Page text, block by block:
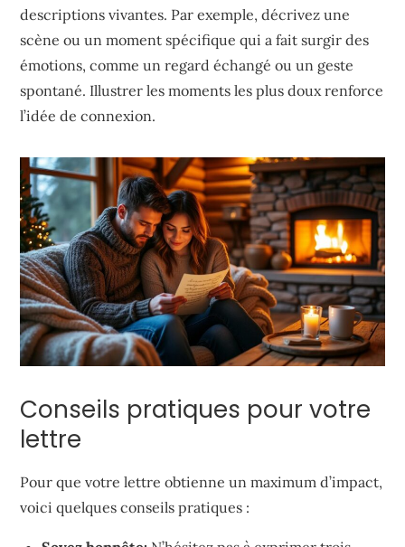
descriptions vivantes. Par exemple, décrivez une
scène ou un moment spécifique qui a fait surgir des
émotions, comme un regard échangé ou un geste
spontané. Illustrer les moments les plus doux renforce
l’idée de connexion.
Conseils pratiques pour votre
lettre
Pour que votre lettre obtienne un maximum d’impact,
voici quelques conseils pratiques :